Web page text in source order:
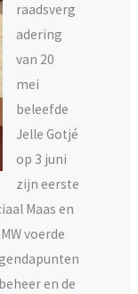
raadsverg
adering
van 20
mei
beleefde
Jelle Gotjé
op 3 juni
zijn eerste
Maas en
voerde
en de